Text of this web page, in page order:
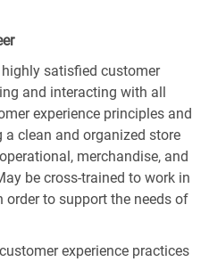
satisfied customer
and interacting with all
experience principles and
clean and organized store
merchandise, and
be cross-trained to work in
to support the needs of
experience practices